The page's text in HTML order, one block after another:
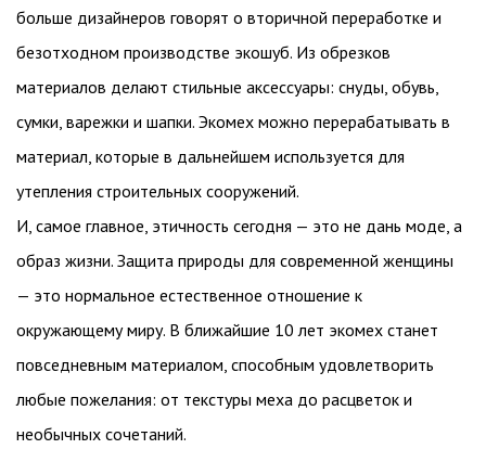
больше дизайнеров говорят о вторичной переработке и
безотходном производстве экошуб. Из обрезков
материалов делают стильные аксессуары: снуды, обувь,
сумки, варежки и шапки. Экомех можно перерабатывать в
материал, которые в дальнейшем используется для
утепления строительных сооружений.
И, самое главное, этичность сегодня — это не дань моде, а
образ жизни. Защита природы для современной женщины
— это нормальное естественное отношение к
окружающему миру. В ближайшие 10 лет экомех станет
повседневным материалом, способным удовлетворить
любые пожелания: от текстуры меха до расцветок и
необычных сочетаний.